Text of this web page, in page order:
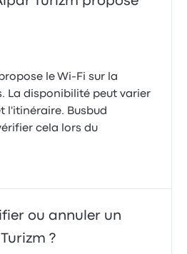
le Wi-Fi sur la
La disponibilité peut varier
l'itinéraire. Busbud
cela lors du
ou annuler un
?